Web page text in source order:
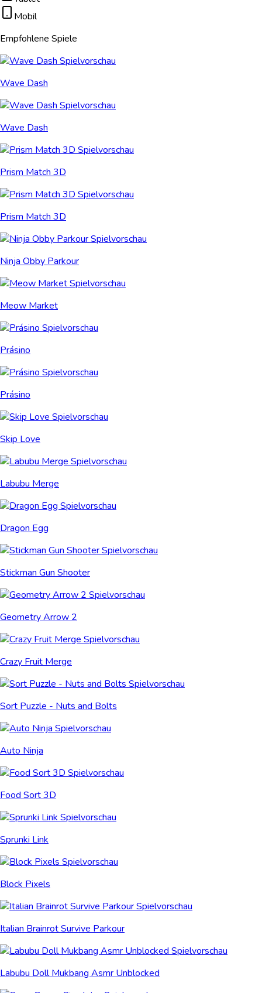
Mobil
Empfohlene Spiele
Wave Dash
Wave Dash
Prism Match 3D
Prism Match 3D
Ninja Obby Parkour
Meow Market
Prásino
Prásino
Skip Love
Labubu Merge
Dragon Egg
Stickman Gun Shooter
Geometry Arrow 2
Crazy Fruit Merge
Sort Puzzle - Nuts and Bolts
Auto Ninja
Food Sort 3D
Sprunki Link
Block Pixels
Italian Brainrot Survive Parkour
Labubu Doll Mukbang Asmr Unblocked